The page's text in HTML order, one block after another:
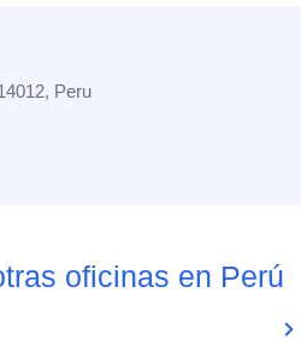
Peru
oficinas en Perú